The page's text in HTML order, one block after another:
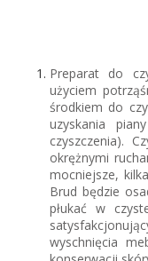
Preparat do
użyciem
środkiem do
uzyskania
czyszczenia).
okrężnymi
mocniejsze,
Brud będzie
płukać w
wyschnięcia